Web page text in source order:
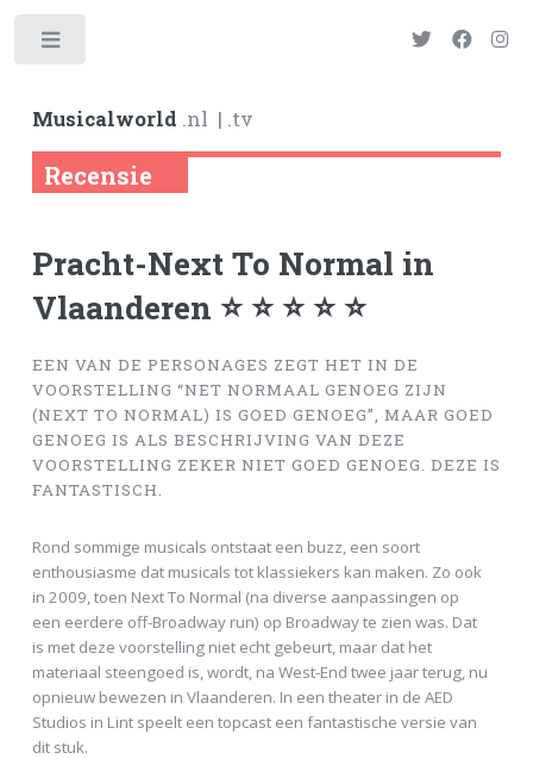
Musicalworld .nl | .tv
Recensie
Pracht-Next To Normal in
Vlaanderen ⭐ ⭐ ⭐ ⭐ ⭐
EEN VAN DE PERSONAGES ZEGT HET IN DE
VOORSTELLING “NET NORMAAL GENOEG ZIJN
(NEXT TO NORMAL) IS GOED GENOEG”, MAAR GOED
GENOEG IS ALS BESCHRIJVING VAN DEZE
VOORSTELLING ZEKER NIET GOED GENOEG. DEZE IS
FANTASTISCH.
Rond sommige musicals ontstaat een buzz, een soort
enthousiasme dat musicals tot klassiekers kan maken. Zo ook
in 2009, toen Next To Normal (na diverse aanpassingen op
een eerdere off-Broadway run) op Broadway te zien was. Dat
is met deze voorstelling niet echt gebeurt, maar dat het
materiaal steengoed is, wordt, na West-End twee jaar terug, nu
opnieuw bewezen in Vlaanderen. In een theater in de AED
Studios in Lint speelt een topcast een fantastische versie van
dit stuk.